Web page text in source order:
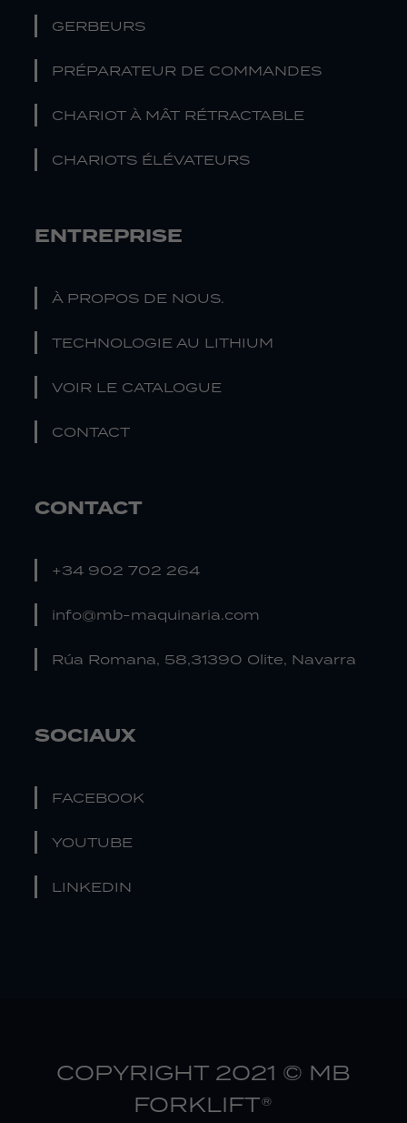
GERBEURS
PRÉPARATEUR DE COMMANDES
CHARIOT À MÂT RÉTRACTABLE
CHARIOTS ÉLÉVATEURS
ENTREPRISE
À PROPOS DE NOUS.
TECHNOLOGIE AU LITHIUM
VOIR LE CATALOGUE
CONTACT
CONTACT
+34 902 702 264
info@mb-maquinaria.com
Rúa Romana, 58,31390 Olite, Navarra
SOCIAUX
FACEBOOK
YOUTUBE
LINKEDIN
COPYRIGHT 2021 © MB
FORKLIFT®